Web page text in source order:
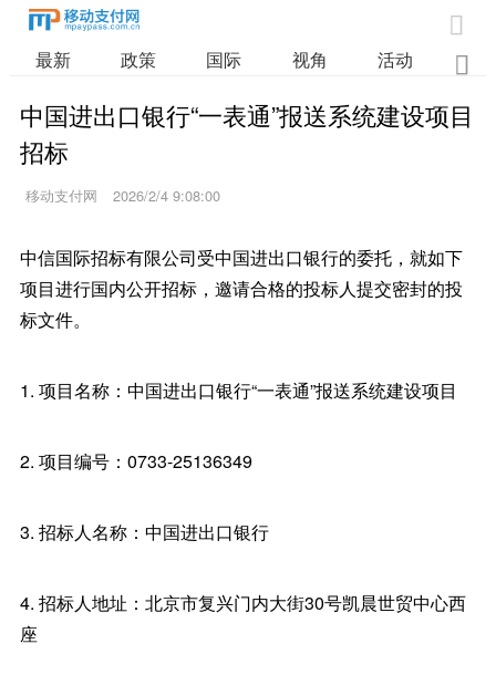

最新 政策 国际 视角 活动 业

中国进出口银行“一表通”报送系统建设项目
招标
移动支付网 2026/2/4 9:08:00
中信国际招标有限公司受中国进出口银行的委托，就如下
项目进行国内公开招标，邀请合格的投标人提交密封的投
标文件。
1. 项目名称：中国进出口银行“一表通”报送系统建设项目
2. 项目编号：0733-25136349
3. 招标人名称：中国进出口银行
4. 招标人地址：北京市复兴门内大街30号凯晨世贸中心西
座